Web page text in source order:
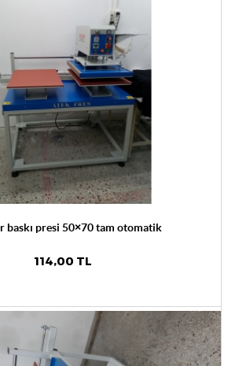
baskı presi 50×70 tam otomatik
114,00 TL